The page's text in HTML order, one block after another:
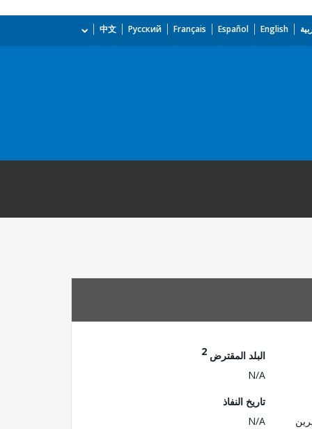
English
Español
Français
Русский
中文
البلد المقترض 2
N/A
تاريخ النفاذ
N/A